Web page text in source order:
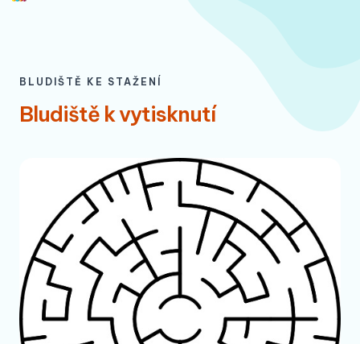
BLUDIŠTĚ KE STAŽENÍ
Bludiště k vytisknutí